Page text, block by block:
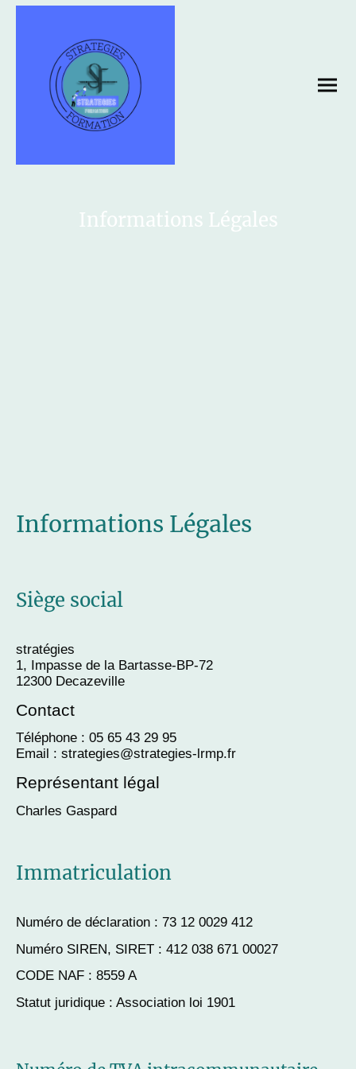
Informations Légales
Informations Légales
Siège social
stratégies
1, Impasse de la Bartasse-BP-72
12300 Decazeville
Contact
Téléphone : 05 65 43 29 95
Email : strategies@strategies-lrmp.fr
Représentant légal
Charles Gaspard
Immatriculation
Numéro de déclaration : 73 12 0029 412
Numéro SIREN, SIRET : 412 038 671 00027
CODE NAF : 8559 A
Statut juridique : Association loi 1901